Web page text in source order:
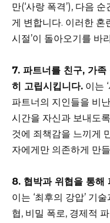
만(‘사랑 폭격’), 다음
게 변합니다. 이러한 혼
시절’이 돌아오기를 바
7. 파트너를 친구, 가
히 고립시킵니다. 이는
파트너의 지인들을 비
시간을 자신과 보내도
것에 죄책감을 느끼게
자에게만 의존하게 만
8. 협박과 위협을 통해
이는 ‘최후의 강압’ 기
협, 비밀 폭로, 경제적